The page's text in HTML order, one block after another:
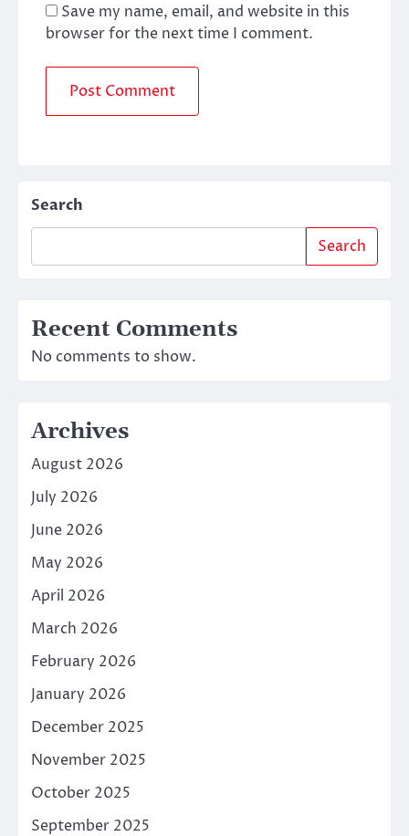
Save my name, email, and website in this
browser for the next time I comment.
Search
Search
Recent Comments
No comments to show.
Archives
August 2026
July 2026
June 2026
May 2026
April 2026
March 2026
February 2026
January 2026
December 2025
November 2025
October 2025
September 2025